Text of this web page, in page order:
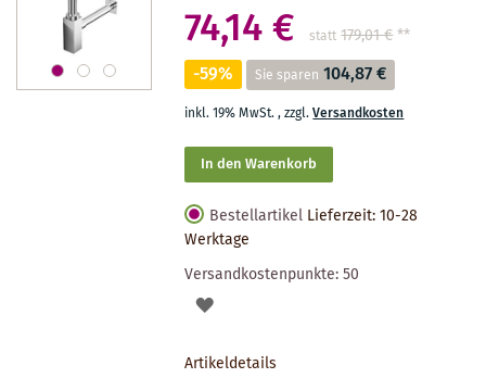
74,14 € statt 179,01 €**
-59% Sie sparen 104,87 €
inkl. 19% MwSt.,zzgl.Versandkosten
In den Warenkorb
Bestellartikel Lieferzeit: 10-28
Werktage
Versandkostenpunkte:50
AUF
Artikeldetails